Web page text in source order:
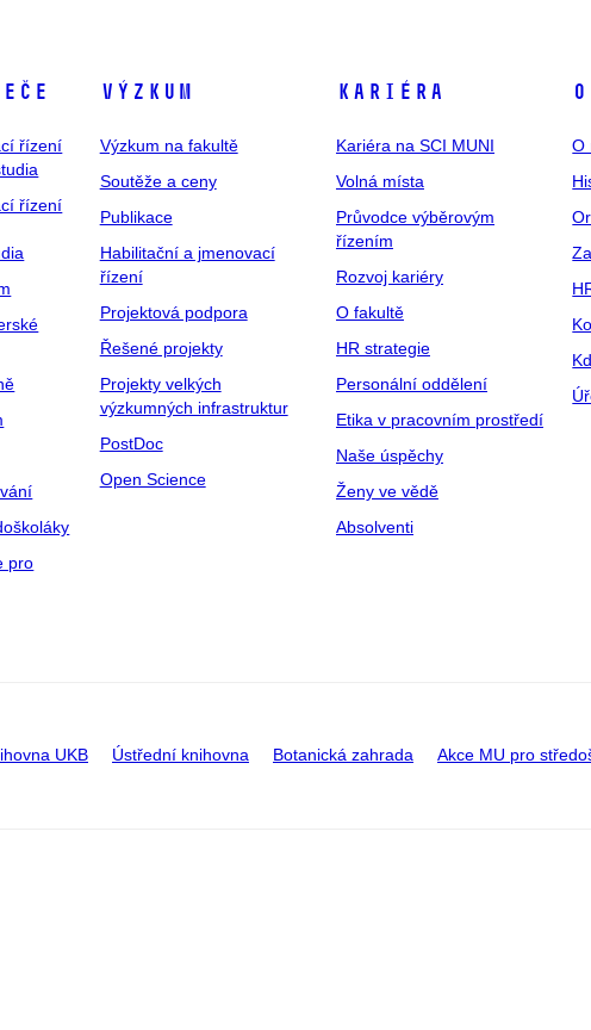
řízení
řízení
pro
Výzkum
Výzkum na fakultě
Soutěže a ceny
Publikace
Habilitační a jmenovací
řízení
Projektová podpora
Řešené projekty
Projekty velkých
výzkumných infrastruktur
PostDoc
Open Science
Kariéra
Kariéra na SCI MUNI
Volná místa
Průvodce výběrovým
řízením
Rozvoj kariéry
O fakultě
HR strategie
Personální oddělení
Etika v pracovním prostředí
Naše úspěchy
Ženy ve vědě
Absolventi
O
UKB Ústřední knihovna Botanická zahrada Akce MU pro